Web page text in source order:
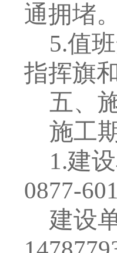
通拥堵。
5.值
指挥旗
五、
施工
1.建
0877-
建设